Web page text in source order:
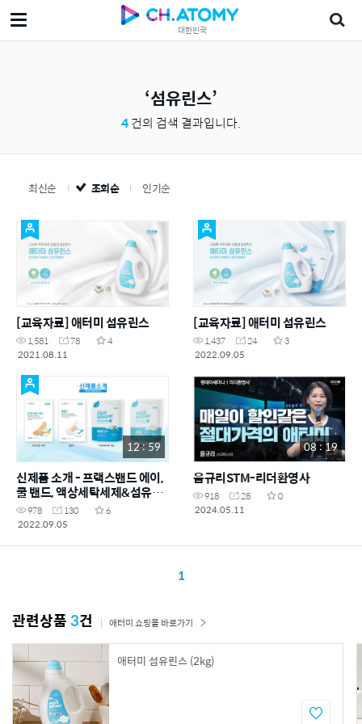
대한민국
섬유린스
4건의 검색 결과입니다.
최신순 조회순 인기순
[교육자료] 애터미 섬유린스
1,581 78
4
2021.08.11
[교육자료] 애터미 섬유린스
1,437 24
3
2022.09.05
12 : 59
신제품 소개 - 프랙스밴드 에이,
쿨 밴드, 액상세탁세제&섬유린
스 리필
978 130
6
2022.09.05
08 : 19
음규리STM-리더환영사
918 28
0
2024.05.11
1
관련상품3건 애터미 쇼핑몰 바로가기
애터미 섬유린스 (2kg)